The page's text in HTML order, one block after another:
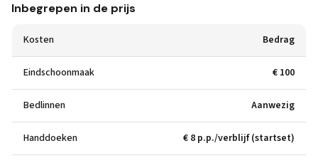
Inbegrepen in de prijs
Kosten Bedrag
Eindschoonmaak € 100
Bedlinnen Aanwezig
Handdoeken € 8 p.p./verblijf (startset)